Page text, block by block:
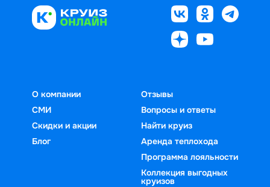
О компании
СМИ
Скидки и акции
Блог
Отзывы
Вопросы и ответы
Найти круиз
Аренда теплохода
Программа лояльности
Коллекция выгодных
круизов